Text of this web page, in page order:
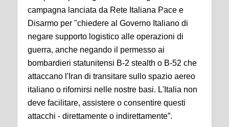
campagna lanciata da Rete Italiana Pace e
Disarmo per "chiedere al Governo Italiano di
negare supporto logistico alle operazioni di
guerra, anche negando il permesso ai
bombardieri statunitensi B-2 stealth o B-52 che
attaccano l'Iran di transitare sullo spazio aereo
italiano o rifornirsi nelle nostre basi. L'Italia non
deve facilitare, assistere o consentire questi
attacchi - direttamente o indirettamente”.